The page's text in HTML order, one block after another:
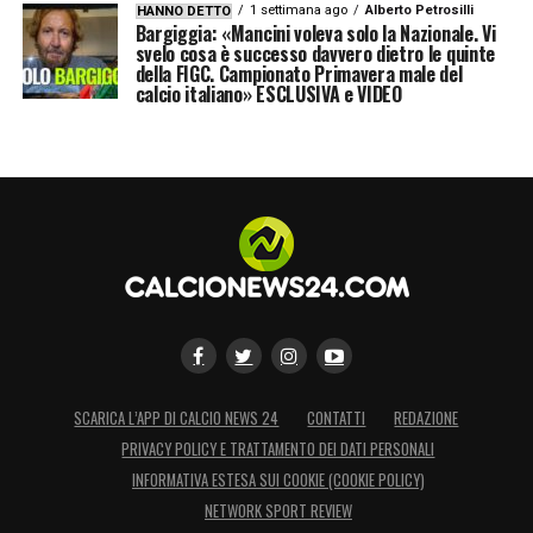
HANNO DETTO 1 settimana ago Alberto Petrosilli
Bargiggia: «Mancini voleva solo la Nazionale. Vi
svelo cosa è successo davvero dietro le quinte
della FIGC. Campionato Primavera male del
calcio italiano» ESCLUSIVA e VIDEO
SCARICA L’APP DI CALCIO NEWS 24 CONTATTI
REDAZIONE
PRIVACY POLICY E TRATTAMENTO DEI DATI PERSONALI
INFORMATIVA ESTESA SUI COOKIE (COOKIE POLICY)
NETWORK SPORT REVIEW